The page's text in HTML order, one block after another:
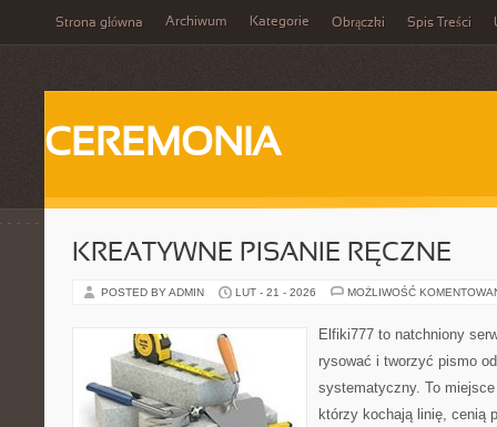
Strona główna Archiwum Kategorie Obrączki Spis Treści
CEREMONIA
KREATYWNE PISANIE RĘCZNE
POSTED BY ADMIN LUT - 21 - 2026 MOŻLIWOŚĆ
Elfiki777 to natchniony
rysować i tworzyć pismo
systematyczny. To
którzy kochają linię, cenią